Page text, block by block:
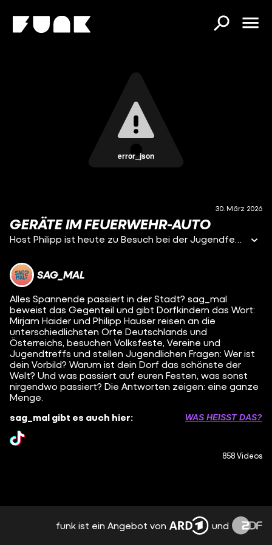
error_json
30. März 2026
GERÄTE IM FEUERWEHR-AUTO
Host Philipp ist heute zu Besuch bei der Jugendfeuerwehr Groß Schwülper in Niedersachsen.
SAG_MAL
Alles Spannende passiert in der Stadt? sag_mal
beweist das Gegenteil und gibt Dorfkindern das Wort:
Mirjam Haider und Philipp Hauser reisen an die
unterschiedlichsten Orte Deutschlands und
Österreichs, besuchen Volksfeste, Vereine und
Jugendtreffs und stellen Jugendlichen Fragen: Wer ist
dein Vorbild? Warum ist dein Dorf das schönste der
Welt? Und was passiert auf euren Festen, was sonst
nirgendwo passiert? Die Antworten zeigen: eine ganze
Menge.
sag_mal gibt es auch hier:
WAS HEISST DAS?
858 Videos
funk ist ein Angebot von und